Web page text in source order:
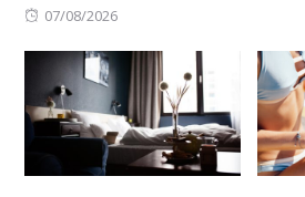
Posted
07/08/2026